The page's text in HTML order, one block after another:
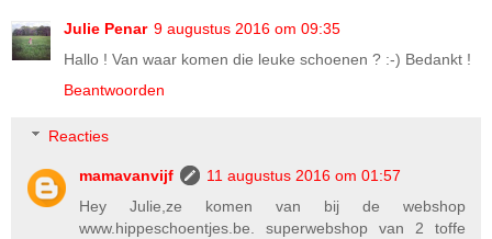
Julie Penar 9 augustus 2016 om 09:35
Hallo ! Van waar komen die leuke schoenen ? :-) Bedankt !
Beantwoorden
Reacties
mamavanvijf
11 augustus 2016 om 01:57
Hey Julie,ze komen van bij de webshop
www.hippeschoentjes.be. superwebshop van 2 toffe